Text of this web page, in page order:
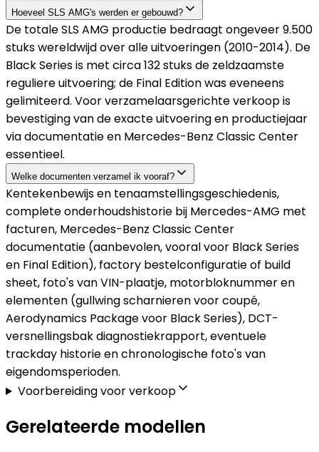
Hoeveel SLS AMG's werden er gebouwd?
De totale SLS AMG productie bedraagt ongeveer 9.500
stuks wereldwijd over alle uitvoeringen (2010-2014). De
Black Series is met circa 132 stuks de zeldzaamste
reguliere uitvoering; de Final Edition was eveneens
gelimiteerd. Voor verzamelaarsgerichte verkoop is
bevestiging van de exacte uitvoering en productiejaar
via documentatie en Mercedes-Benz Classic Center
essentieel.
Welke documenten verzamel ik vooraf?
Kentekenbewijs en tenaamstellingsgeschiedenis,
complete onderhoudshistorie bij Mercedes-AMG met
facturen, Mercedes-Benz Classic Center
documentatie (aanbevolen, vooral voor Black Series
en Final Edition), factory bestelconfiguratie of build
sheet, foto's van VIN-plaatje, motorbloknummer en
elementen (gullwing scharnieren voor coupé,
Aerodynamics Package voor Black Series), DCT-
versnellingsbak diagnostiekrapport, eventuele
trackday historie en chronologische foto's van
eigendomsperioden.
Voorbereiding voor verkoop
Gerelateerde modellen